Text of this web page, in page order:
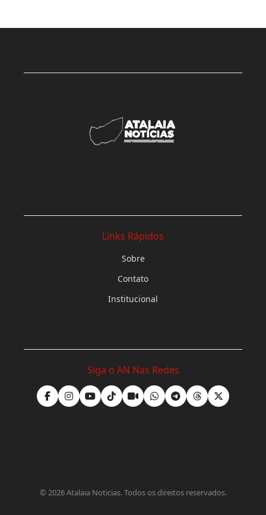
Links Rápidos
Sobre
Contato
Institucional
Siga o AN Nas Redes
© 2026Atalaia Noticias. Todos os direitos reservados.